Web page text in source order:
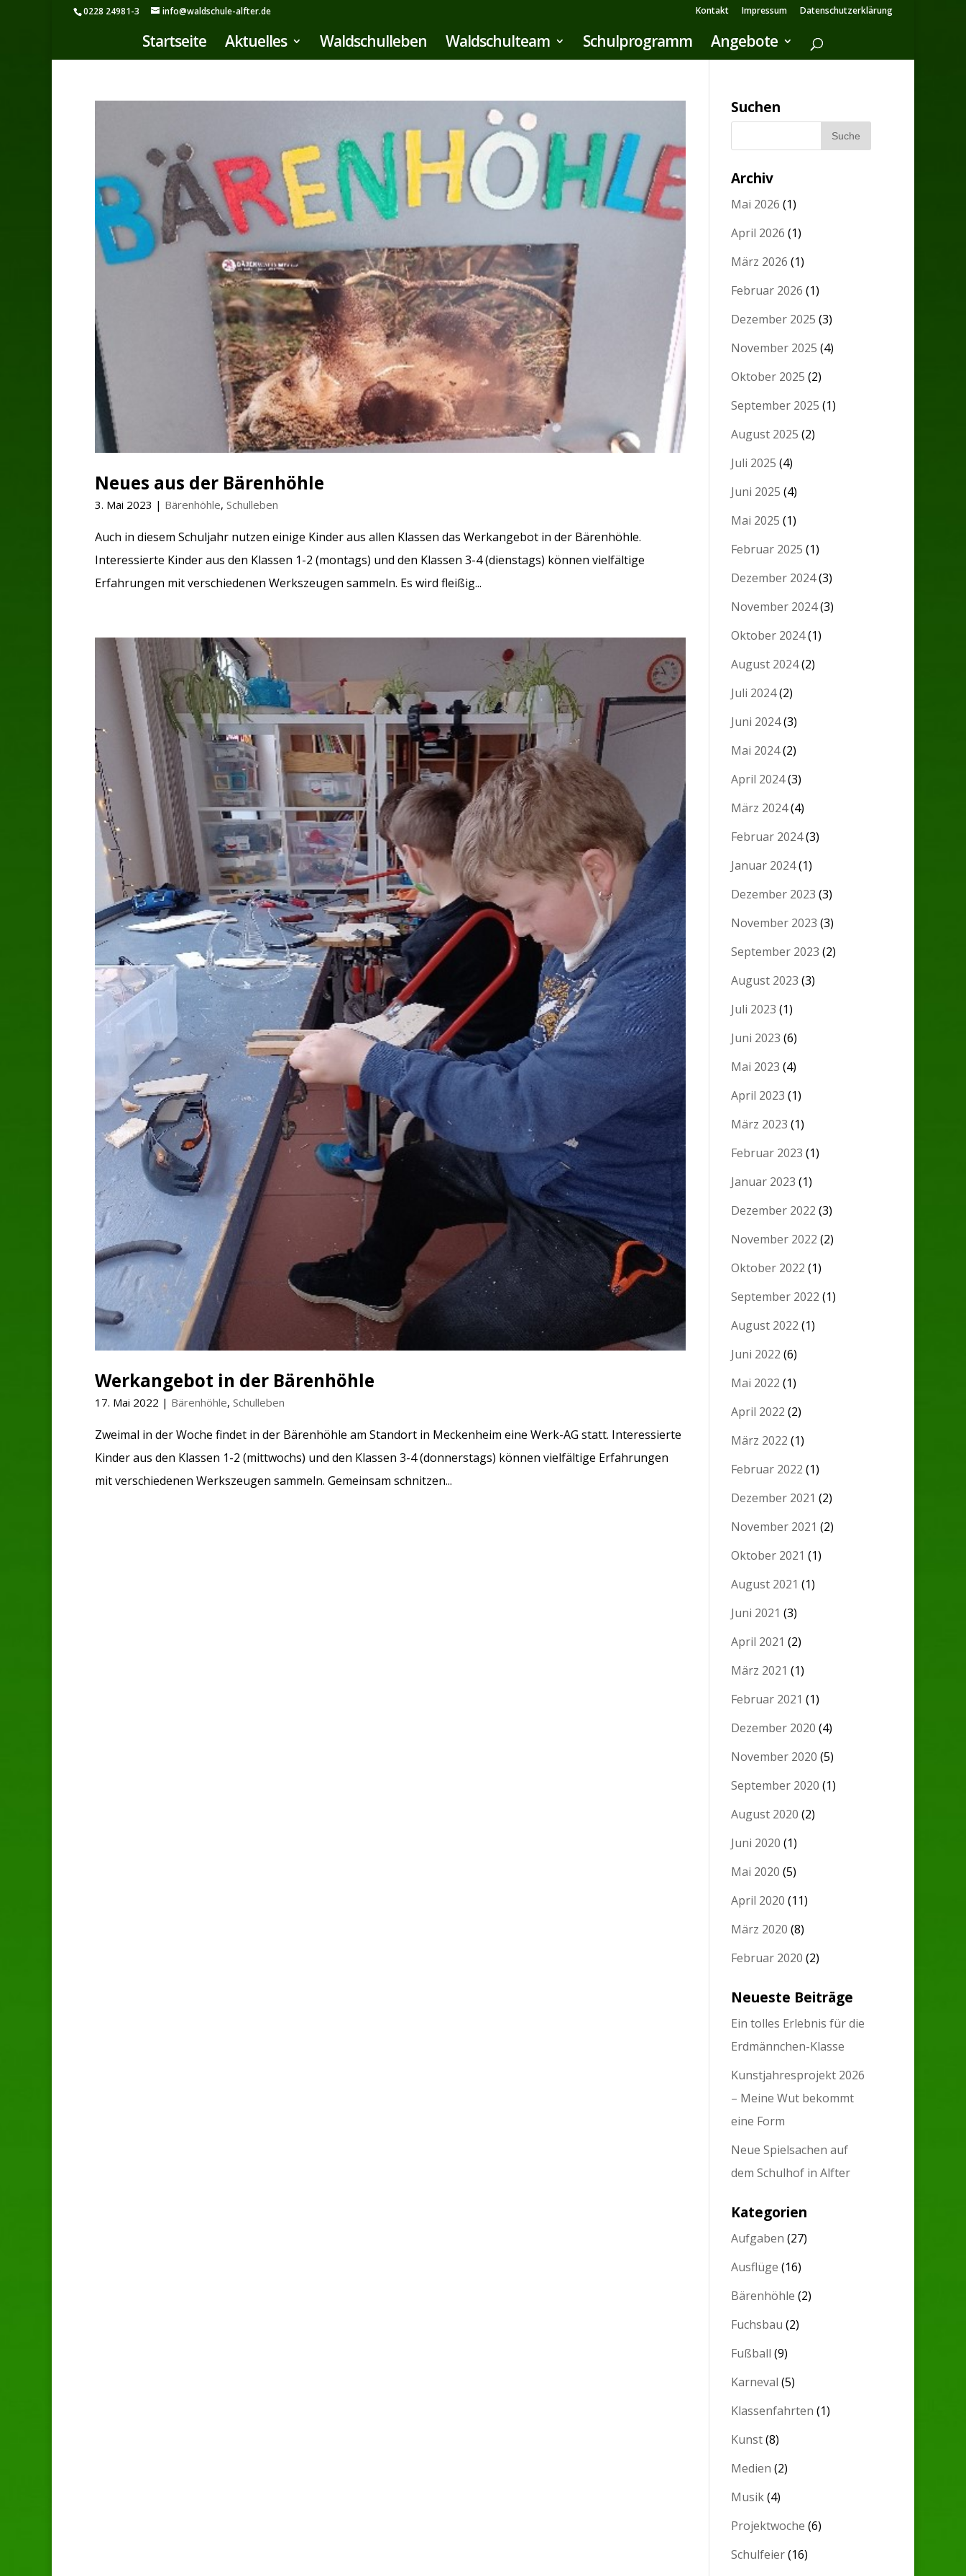
0228 24981-3 info@waldschule-alfter.de Kontakt Impressum Datenschutzerklärung
Startseite Aktuelles Waldschulleben Waldschulteam Schulprogramm Angebote
Neues aus der Bärenhöhle
3. Mai 2023 | Bärenhöhle, Schulleben
Auch in diesem Schuljahr nutzen einige Kinder aus allen Klassen das Werkangebot in der Bärenhöhle.
Interessierte Kinder aus den Klassen 1-2 (montags) und den Klassen 3-4 (dienstags) können vielfältige
Erfahrungen mit verschiedenen Werkszeugen sammeln. Es wird fleißig...
Werkangebot in der Bärenhöhle
17. Mai 2022 | Bärenhöhle, Schulleben
Zweimal in der Woche findet in der Bärenhöhle am Standort in Meckenheim eine Werk-AG statt. Interessierte
Kinder aus den Klassen 1-2 (mittwochs) und den Klassen 3-4 (donnerstags) können vielfältige Erfahrungen
mit verschiedenen Werkszeugen sammeln. Gemeinsam schnitzen...
Suchen
Archiv
Mai 2026 (1)
April 2026 (1)
März 2026 (1)
Februar 2026 (1)
Dezember 2025 (3)
November 2025 (4)
Oktober 2025 (2)
September 2025 (1)
August 2025 (2)
Juli 2025 (4)
Juni 2025 (4)
Mai 2025 (1)
Februar 2025 (1)
Dezember 2024(3)
November 2024(3)
Oktober 2024(1)
August 2024(2)
Juli 2024(2)
Juni 2024(3)
Mai 2024(2)
April 2024(3)
März 2024(4)
Februar 2024(3)
Januar 2024(1)
Dezember 2023 (3)
November 2023 (3)
September 2023 (2)
August 2023 (3)
Juli 2023 (1)
Juni 2023 (6)
Mai 2023 (4)
April 2023 (1)
März 2023 (1)
Februar 2023 (1)
Januar 2023 (1)
Dezember 2022 (3)
November 2022 (2)
Oktober 2022 (1)
September 2022 (1)
August 2022 (1)
Juni 2022 (6)
Mai 2022 (1)
April 2022 (2)
März 2022 (1)
Februar 2022 (1)
Dezember 2021 (2)
November 2021 (2)
Oktober 2021 (1)
August 2021 (1)
Juni 2021 (3)
April 2021 (2)
März 2021 (1)
Februar 2021 (1)
Dezember 2020 (4)
November 2020 (5)
September 2020 (1)
August 2020 (2)
Juni 2020 (1)
Mai 2020 (5)
April 2020 (11)
März 2020 (8)
Februar 2020 (2)
Neueste Beiträge
Ein tolles Erlebnis für die
Erdmännchen-Klasse
Kunstjahresprojekt 2026
– Meine Wut bekommt
eine Form
Neue Spielsachen auf
dem Schulhof in Alfter
Kategorien
Aufgaben (27)
Ausflüge (16)
Bärenhöhle (2)
Fuchsbau (2)
Fußball (9)
Karneval (5)
Klassenfahrten (1)
Kunst(8)
Medien (2)
Musik(4)
Projektwoche (6)
Schulfeier(16)